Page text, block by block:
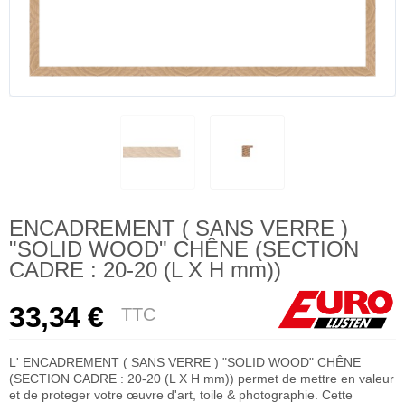
ENCADREMENT ( SANS VERRE )
"SOLID WOOD" CHÊNE (SECTION
CADRE : 20-20 (L X H mm))
33,34 € TTC
L' ENCADREMENT ( SANS VERRE ) "SOLID WOOD" CHÊNE
(SECTION CADRE : 20-20 (L X H mm)) permet de mettre en valeur
et de proteger votre œuvre d'art, toile & photographie. Cette